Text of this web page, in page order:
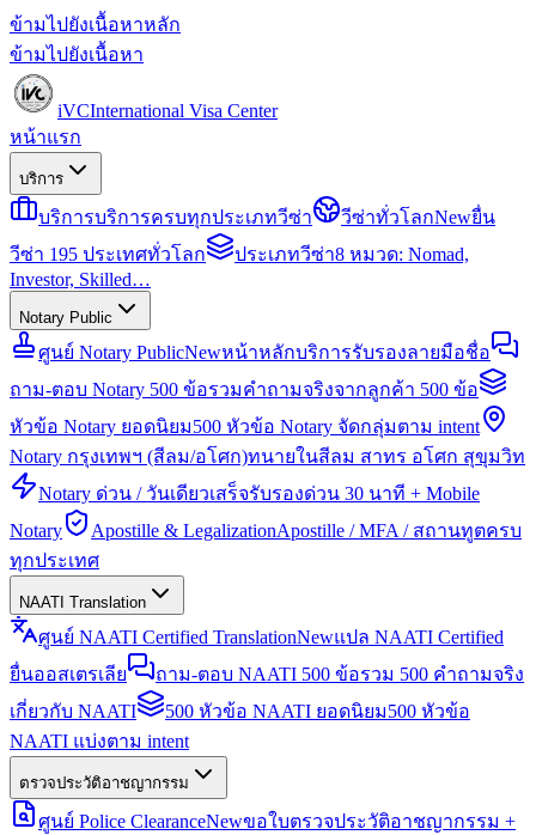
ข้ามไปยังเนื้อหาหลัก
ข้ามไปยังเนื้อหา
iVCInternational Visa Center
หน้าแรก
บริการ
บริการบริการครบทุกประเภทวีซ่า วีซ่าทั่วโลกNewยื่น
วีซ่า 195 ประเทศทั่วโลก
ประเภทวีซ่า8 หมวด: Nomad,
Investor, Skilled…
Notary Public
ศูนย์ Notary PublicNewหน้าหลักบริการรับรองลายมือชื่อ
ถาม-ตอบ Notary 500 ข้อรวมคำถามจริงจากลูกค้า 500 ข้อ
หัวข้อ Notary ยอดนิยม500 หัวข้อ Notary จัดกลุ่มตาม intent
Notary กรุงเทพฯ (สีลม/อโศก)ทนายในสีลม สาทร อโศก สุขุมวิท
Notary ด่วน / วันเดียวเสร็จรับรองด่วน 30 นาที + Mobile
Notary
Apostille & LegalizationApostille / MFA / สถานทูตครบ
ทุกประเทศ
NAATI Translation
ศูนย์ NAATI Certified TranslationNewแปล NAATI Certified
ยื่นออสเตรเลีย
ถาม-ตอบ NAATI 500 ข้อรวม 500 คำถามจริง
เกี่ยวกับ NAATI
500 หัวข้อ NAATI ยอดนิยม500 หัวข้อ
NAATI แบ่งตาม intent
ตรวจประวัติอาชญากรรม
ศูนย์ Police ClearanceNewขอใบตรวจประวัติอาชญากรรม +